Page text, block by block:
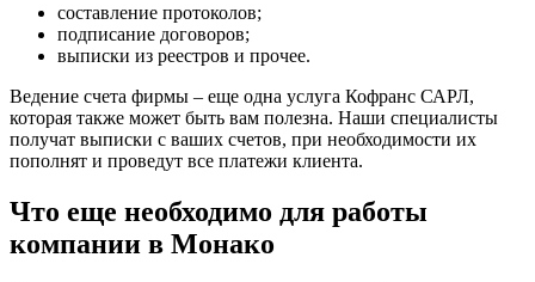
составление протоколов;
подписание договоров;
выписки из реестров и прочее.
Ведение счета фирмы – еще одна услуга Кофранс САРЛ,
которая также может быть вам полезна. Наши специалисты
получат выписки с ваших счетов, при необходимости их
пополнят и проведут все платежи клиента.
Что еще необходимо для работы
компании в Монако